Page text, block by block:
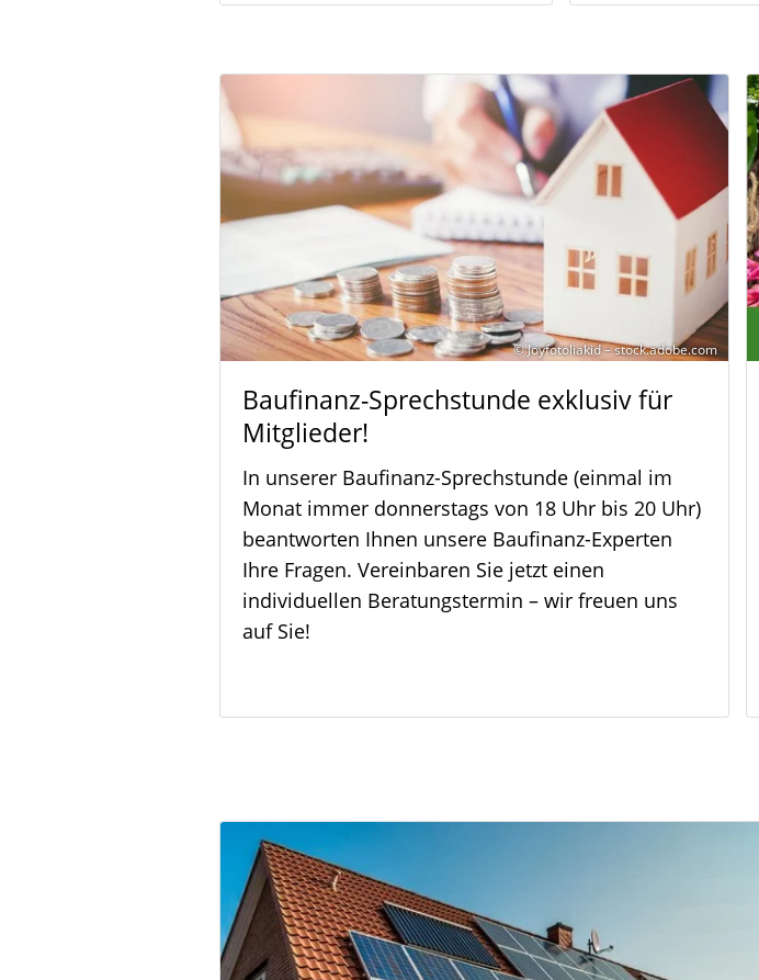
© Joyfotoliakid – stock.adobe.com
Baufinanz-Sprechstunde exklusiv für
Mitglieder!
In unserer Baufinanz-Sprechstunde (einmal im
Monat immer donnerstags von 18 Uhr bis 20 Uhr)
beantworten Ihnen unsere Baufinanz-Experten
Ihre Fragen. Vereinbaren Sie jetzt einen
individuellen Beratungstermin – wir freuen uns
auf Sie!